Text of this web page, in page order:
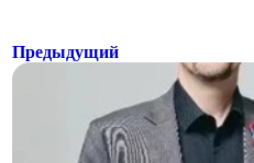
Предыдущий